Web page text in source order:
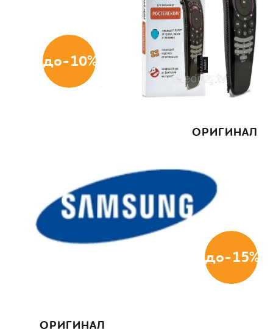
до-10%
до-15%
ОРИГИНАЛ
ОРИГИНАЛ